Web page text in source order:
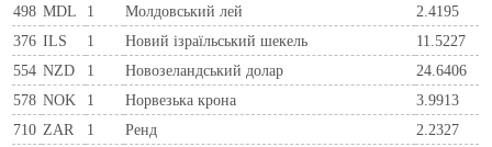
498 MDL 1 Молдовський лей
2.4195
376 ILS 1 Новий ізраїльський шекель
11.5227
554 NZD 1 Новозеландський долар
24.6406
578 NOK 1 Норвезька крона
3.9913
710 ZAR 1 Ренд
2.2327